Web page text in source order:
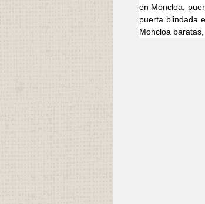
en Moncloa,
puerta blindada
Moncloa